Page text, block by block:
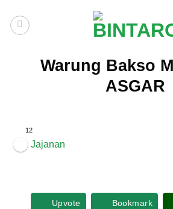
content
Warung Bakso
ASGAR
12
Jajanan
Upvote Bookmark